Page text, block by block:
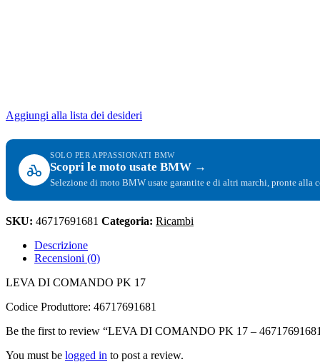
Aggiungi alla lista dei desideri
SOLO PER APPASSIONATI BMW
Scopri le moto usate BMW →
Selezione di moto BMW usate garantite e di altri marchi, pronte alla
SKU: 46717691681 Categoria: Ricambi
Descrizione
Recensioni (0)
LEVA DI COMANDO PK 17
Codice Produttore: 46717691681
Be the first to review “LEVA DI COMANDO PK 17 –
You must be logged in to post a review.